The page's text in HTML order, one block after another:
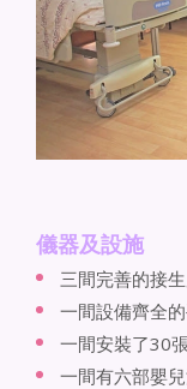
儀器及設施
三間完善的接
一間設備齊全
一間安裝了30
一間有六部嬰